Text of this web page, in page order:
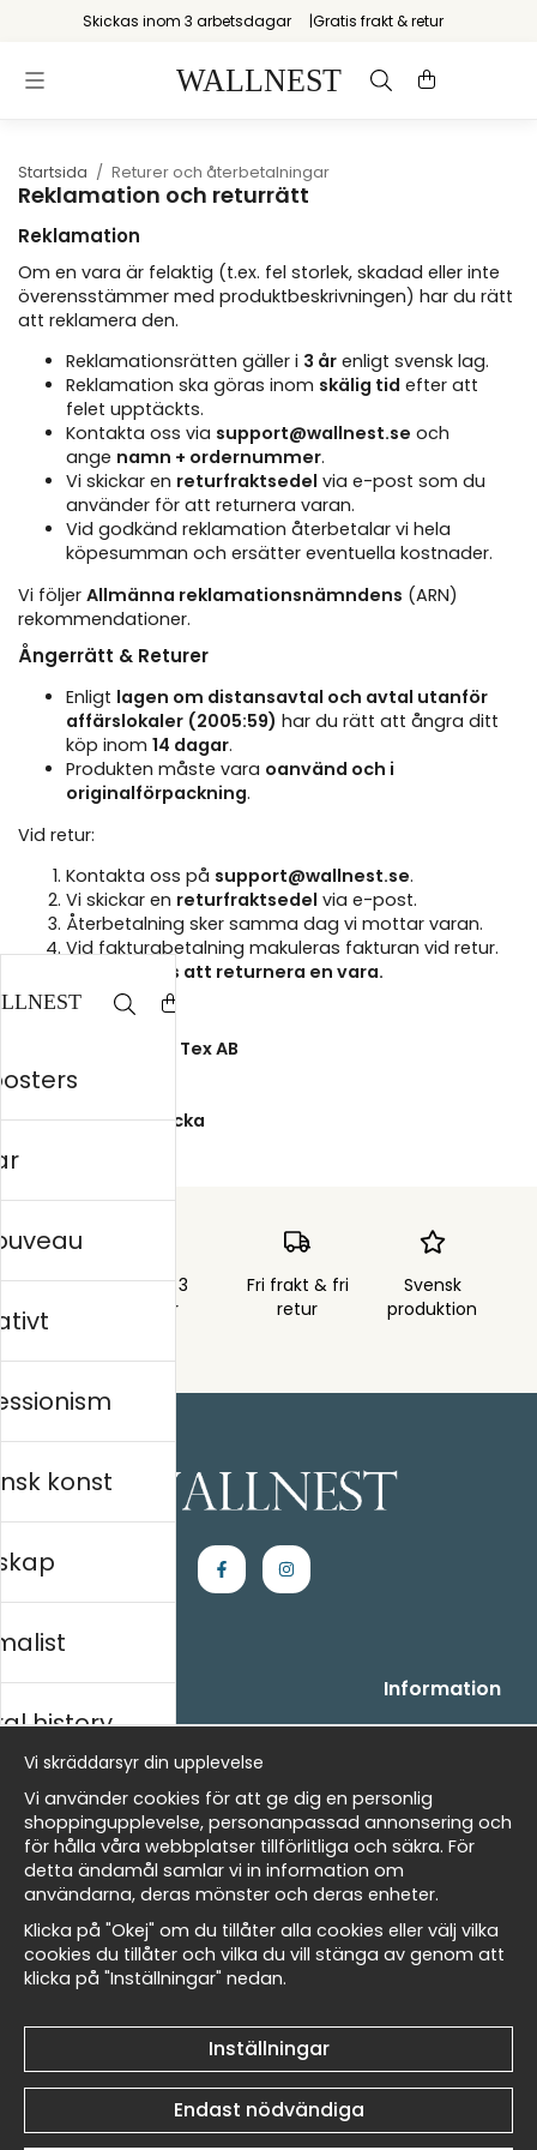
Skickas inom 3 arbetsdagar Gratis frakt & retur
Startsida / Returer och återbetalningar
Reklamation och returrätt
Reklamation
Om en vara är felaktig (t.ex. fel storlek, skadad eller inte
överensstämmer med produktbeskrivningen) har du rätt
att reklamera den.
Reklamationsrätten gäller i 3 år enligt svensk lag.
Reklamation ska göras inom skälig tid efter att
felet upptäckts.
Kontakta oss via support@wallnest.se och
ange namn + ordernummer.
Vi skickar en returfraktsedel via e-post som du
använder för att returnera varan.
Vid godkänd reklamation återbetalar vi hela
köpesumman och ersätter eventuella kostnader.
Vi följer Allmänna reklamationsnämndens (ARN)
rekommendationer.
Ångerrätt & Returer
Enligt lagen om distansavtal och avtal utanför
affärslokaler (2005:59) har du rätt att ångra ditt
köp inom 14 dagar.
Produkten måste vara oanvänd och i
originalförpackning.
Vid retur:
Kontakta oss på support@wallnest.se.
Vi skickar en returfraktsedel via e-post.
Återbetalning sker samma dag vi mottar varan.
Vid fakturabetalning makuleras fakturan vid retur.
Det är gratis att returnera en vara.
Returer skickas till:
Wallnest Happy T Tex AB
Exportgatan 28
422 46 Hisings Backa
Skickas inom 3
arbetsdagar
Fri frakt & fri
retur
Svensk
produktion
Handla
- När du handlar hos oss
- Returer och återbetalningar
- Leverans - enkelt, snabbt &amp; gratis
- Cookies på Wallnest
- Här hittar du dina sparade favoriter
Information
Nyhetsbrev
Få våra bästa erbjudanden och nyheter!
postadress
© 2026 Wallnest
konst
history
Vi skräddarsyr din upplevelse
Vi använder cookies för att ge dig en personlig
shoppingupplevelse, personanpassad annonsering och
för hålla våra webbplatser tillförlitliga och säkra. För
detta ändamål samlar vi in information om
användarna, deras mönster och deras enheter.
Klicka på "Okej" om du tillåter alla cookies eller välj vilka
cookies du tillåter och vilka du vill stänga av genom att
klicka på "Inställningar" nedan.
Inställningar
Endast nödvändiga